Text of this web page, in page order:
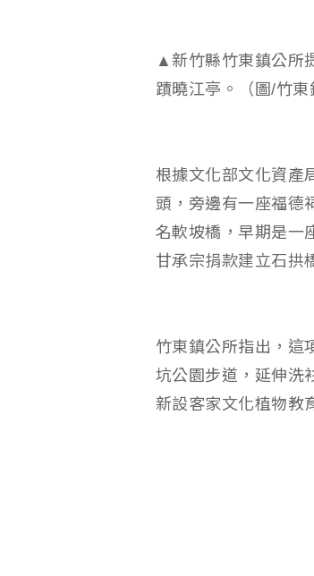
▲新竹縣竹東鎮公所
蹟曉江亭。（圖/竹東
根據文化部文化資產
頭，旁邊有一座福德
名軟坡橋，早期是一
甘承宗捐款建立石拱
竹東鎮公所指出，這
坑公園步道，延伸洗
新設客家文化植物教